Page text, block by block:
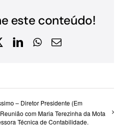
este conteúdo!
X LinkedInWhatsApp
E-
– Diretor Presidente (Em
com Maria Terezinha da Mota
Técnica de Contabilidade.